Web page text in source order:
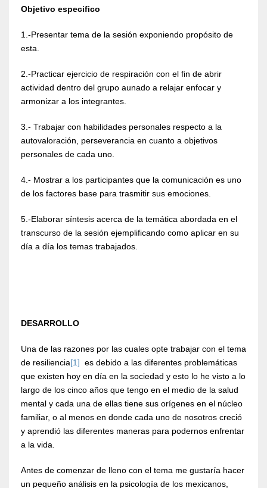
Objetivo especifico
1.-Presentar tema de la sesión exponiendo propósito de
esta.
2.-Practicar ejercicio de respiración con el fin de abrir
actividad dentro del grupo aunado a relajar enfocar y
armonizar a los integrantes.
3.- Trabajar con habilidades personales respecto a la
autovaloración, perseverancia en cuanto a objetivos
personales de cada uno.
4.- Mostrar a los participantes que la comunicación es uno
de los factores base para trasmitir sus emociones.
5.-Elaborar síntesis acerca de la temática abordada en el
transcurso de la sesión ejemplificando como aplicar en su
día a día los temas trabajados.
DESARROLLO
Una de las razones por las cuales opte trabajar con el tema
de resiliencia[1] es debido a las diferentes problemáticas
que existen hoy en día en la sociedad y esto lo he visto a lo
largo de los cinco años que tengo en el medio de la salud
mental y cada una de ellas tiene sus orígenes en el núcleo
familiar, o al menos en donde cada uno de nosotros creció
y aprendió las diferentes maneras para podernos enfrentar
a la vida.
Antes de comenzar de lleno con el tema me gustaría hacer
un pequeño análisis en la psicología de los mexicanos,